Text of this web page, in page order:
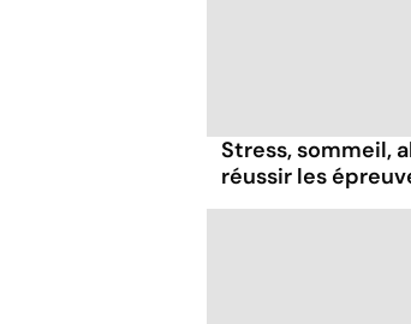
Stress, sommeil,
réussir les